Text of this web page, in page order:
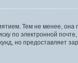
Тем не менее,
по электронной
но